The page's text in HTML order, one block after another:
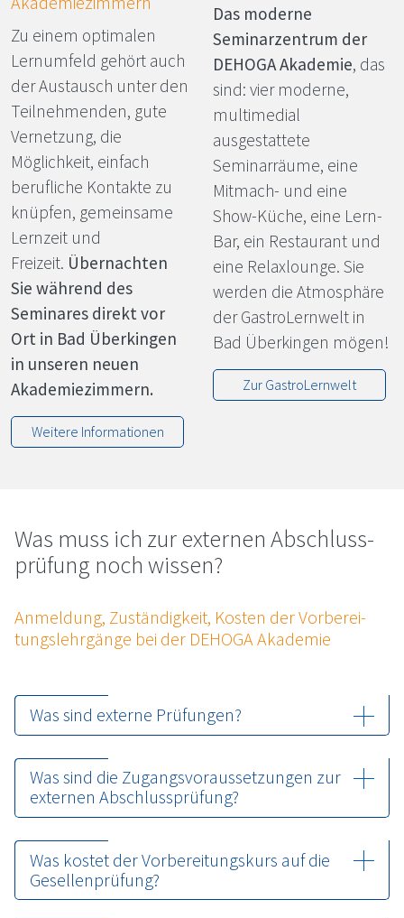
Zu einem optimalen
Lernumfeld gehört auch
der Austausch unter den
Teilnehmenden, gute
Vernetzung, die
Möglichkeit, einfach
berufliche Kontakte zu
knüpfen, gemeinsame
Lernzeit und
Freizeit. Übernachten
Sie während des
Seminares direkt vor
Ort in Bad Überkingen
in unseren neuen
Akademiezimmern.
Weitere Informationen
Das moderne
Seminarzentrum der
DEHOGAAkademie, das
sind: vier moderne,
multimedial
ausgestattete
Seminarräume, eine
Mitmach- und eine
Show-Küche, eine Lern-
Bar, ein Restaurant und
eine Relaxlounge. Sie
werden die Atmosphäre
der GastroLernwelt in
Bad Überkingen mögen!
Zur GastroLernwelt
Was muss ich zur ex­ter­nen Ab­schluss­
prü­fung noch wis­sen?
An­mel­dung, Zu­stän­dig­keit, Kos­ten der Vor­be­rei­
tungs­lehr­gän­ge bei der DE­HO­GA Aka­de­mie
Was sind externe Prüfungen?
Was sind die Zugangsvoraussetzungen zur
externen Abschlussprüfung?
Was kostet der Vorbereitungskurs auf die
Gesellenprüfung?